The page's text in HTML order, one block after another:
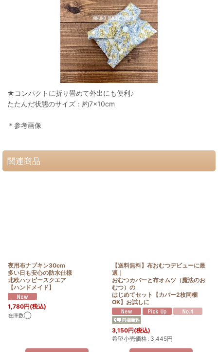
★コンパクトに折り畳めて外出にも便利♪
たたんだ状態のサイズ：約7×10cm
＊参考画像
関連商品
夜用布ナプキン30cm
多い日も安心の防水仕様
北欧ハッピースクエア
【ハンドメイド】
1,780円(税込)
在庫数◯
【送料無料】布おむつデビューに最
適｜
おむつカバーと布オムツ（魔法のお
むつ）の
はじめてセット【カバー2枚同梱
OK】お試しに
3,150円(税込)
希望小売価格: 3,445円